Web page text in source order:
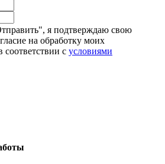
я подтверждаю свою
на обработку моих
с условиями